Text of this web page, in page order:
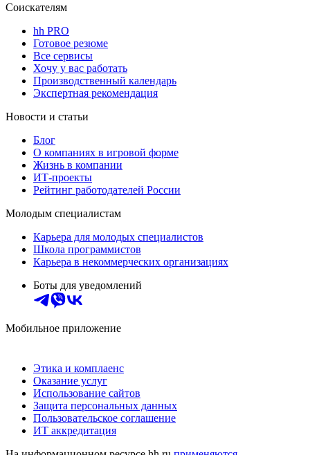
Соискателям
hh PRO
Готовое резюме
Все сервисы
Хочу у вас работать
Производственный календарь
Экспертная рекомендация
Новости и статьи
Блог
О компаниях в игровой форме
Жизнь в компании
ИТ-проекты
Рейтинг работодателей России
Молодым специалистам
Карьера для молодых специалистов
Школа программистов
Карьера в некоммерческих организациях
Боты для уведомлений
Мобильное приложение
Этика и комплаенс
Оказание услуг
Использование сайтов
Защита персональных данных
Пользовательское соглашение
ИТ аккредитация